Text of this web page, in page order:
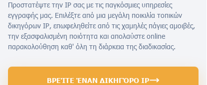
Προστατέψτε την IP σας με τις παγκόσμιες υπηρεσίες
εγγραφής μας. Επιλέξτε από μια μεγάλη ποικιλία τοπικών
δικηγόρων IP, επωφεληθείτε από τις χαμηλές πάγιες αμοιβές,
την εξασφαλισμένη ποιότητα και απολαύστε online
παρακολούθηση καθ' όλη τη διάρκεια της διαδικασίας.
ΒΡΕΊΤΕ ΈΝΑΝ ΔΙΚΗΓΌΡΟ IP